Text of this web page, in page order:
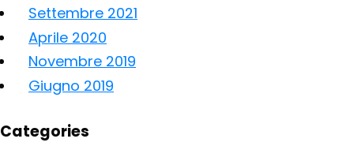
Settembre 2021
Aprile 2020
Novembre 2019
Giugno 2019
Categories